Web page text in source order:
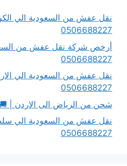
نقل عفش من السعودية الي
0506688227
أرخص شركة نقل عفش من
0506688227
نقل عفش من السعودية الي
0506688227
شحن من الرياض الى الاردن |
نقل عفش من السعودية الي
0506688227